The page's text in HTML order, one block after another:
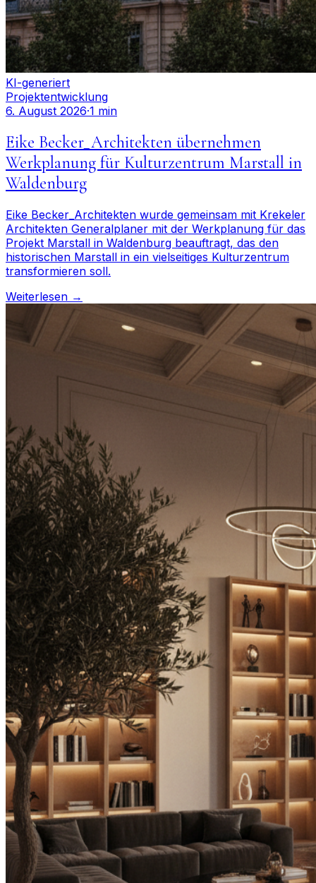
KI-generiert
Projektentwicklung
6. August 2026·1 min
Eike Becker_Architekten übernehmen
Werkplanung für Kulturzentrum Marstall in
Waldenburg
Eike Becker_Architekten wurde gemeinsam mit Krekeler
Architekten Generalplaner mit der Werkplanung für das
Projekt Marstall in Waldenburg beauftragt, das den
historischen Marstall in ein vielseitiges Kulturzentrum
transformieren soll.
Weiterlesen →